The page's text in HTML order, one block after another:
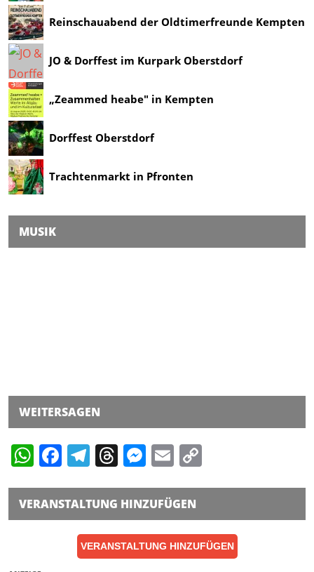
Reinschauabend der Oldtimerfreunde Kempten
JO & Dorffest im Kurpark Oberstdorf
„Zeammed heabe" in Kempten
Dorffest Oberstdorf
Trachtenmarkt in Pfronten
MUSIK
WEITERSAGEN
WhatsApp
Facebook
Telegram
Threads
Messenger
Email
VERANSTALTUNG HINZUFÜGEN
VERANSTALTUNG HINZUFÜGEN